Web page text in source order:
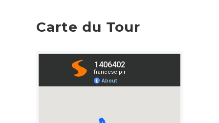
Carte du Tour